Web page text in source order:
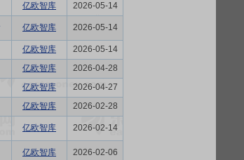
亿欧智库 2026-05-14
亿欧智库 2026-05-14
亿欧智库
2026-05-14
亿欧智库
2026-04-28
亿欧智库
2026-04-27
亿欧智库 2026-02-28
亿欧智库 2026-02-14
亿欧智库 2026-02-06